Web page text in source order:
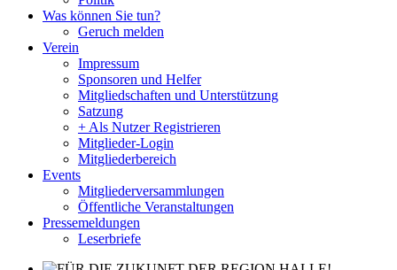
Was können Sie tun?
Geruch melden
Verein
Impressum
Sponsoren und Helfer
Mitgliedschaften und Unterstützung
Satzung
+ Als Nutzer Registrieren
Mitglieder-Login
Mitgliederbereich
Events
Mitgliederversammlungen
Öffentliche Veranstaltungen
Pressemeldungen
Leserbriefe